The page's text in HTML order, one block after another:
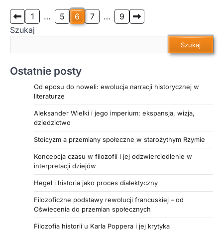
inwazyjne zabiegi, takie jak mezoterapia, botoks i
wypełniacze, które umożliwiają osiągnięcie
młodzieńczego efektu przy zachowaniu
nowoczesne metody, oparte na najnowszych
długotrwałych i naturalnych rezultatów.
Zachęcamy do lektury, aby poznać szczegółowo,
jak nowoczesna medycyna estetyczna zmienia
oblicze pielęgnacji skóry, łącząc bezpieczeństwo
z efektownym odmłodzeniem.
Stronicowanie
wpisów
1 … 5 6 7 …
9
Szukaj
Szukaj
Ostatnie posty
Od eposu do noweli: ewolucja narracji historycznej w
literaturze
Aleksander Wielki i jego imperium: ekspansja, wizja,
dziedzictwo
Stoicyzm a przemiany społeczne w starożytnym Rzymie
Koncepcja czasu w filozofii i jej odzwierciedlenie w
interpretacji dziejów
Hegel i historia jako proces dialektyczny
Filozoficzne podstawy rewolucji francuskiej – od
Oświecenia do przemian społecznych
Filozofia historii u Karla Poppera i jej krytyka